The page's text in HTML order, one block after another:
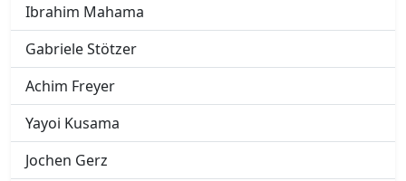
Ibrahim Mahama
Gabriele Stötzer
Achim Freyer
Yayoi Kusama
Jochen Gerz